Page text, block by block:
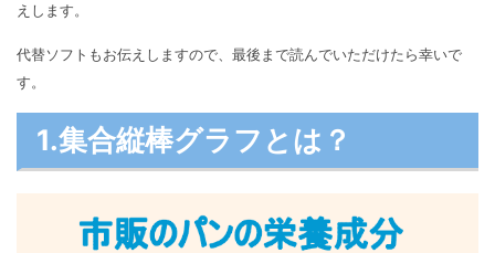
ブレインストーミング
メモ取り
その他の図面種類 >>
新機能一覧
EdrawMax > EdrawMind >
EdrawMax > EdrawMind >
サポートセンター
ログイン
えします。
代替ソフトもお伝えしますので、最後まで読んでいただけたら幸いで
す。
1.集合縦棒グラフとは？